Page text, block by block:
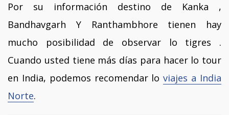
Por su información destino de Kanka ,
Bandhavgarh Y Ranthambhore tienen hay
mucho posibilidad de observar lo tigres .
Cuando usted tiene más días para hacer lo tour
en India, podemos recomendar loviajes a India
Norte.